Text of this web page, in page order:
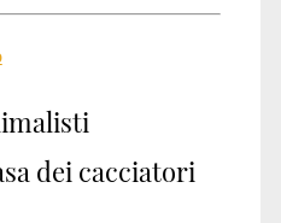
dei cacciatori